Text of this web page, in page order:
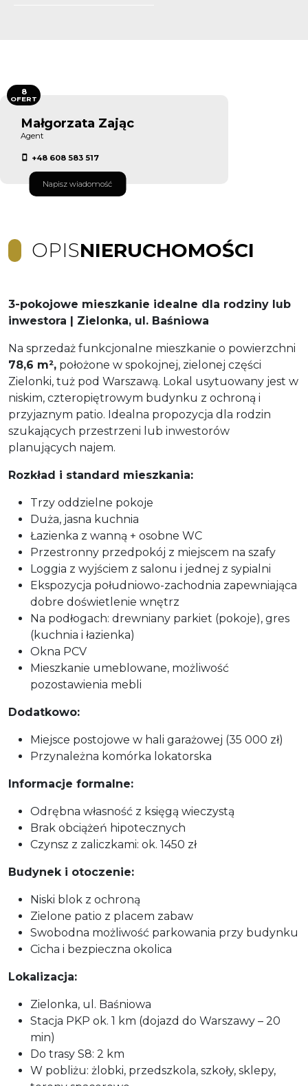
Małgorzata Zając
Agent
+48 608 583 517
Napisz wiadomość
8
OFERT
OPISNIERUCHOMOŚCI
3-pokojowe mieszkanie idealne dla rodziny lub
inwestora | Zielonka, ul. Baśniowa
Na sprzedaż funkcjonalne mieszkanie o powierzchni
78,6 m², położone w spokojnej, zielonej części
Zielonki, tuż pod Warszawą. Lokal usytuowany jest w
niskim, czteropiętrowym budynku z ochroną i
przyjaznym patio. Idealna propozycja dla rodzin
szukających przestrzeni lub inwestorów
planujących najem.
Rozkład i standard mieszkania:
Trzy oddzielne pokoje
Duża, jasna kuchnia
Łazienka z wanną + osobne WC
Przestronny przedpokój z miejscem na szafy
Loggia z wyjściem z salonu i jednej z sypialni
Ekspozycja południowo-zachodnia zapewniająca
dobre doświetlenie wnętrz
Na podłogach: drewniany parkiet (pokoje), gres
(kuchnia i łazienka)
Okna PCV
Mieszkanie umeblowane, możliwość
pozostawienia mebli
Dodatkowo:
Miejsce postojowe w hali garażowej (35 000 zł)
Przynależna komórka lokatorska
Informacje formalne:
Odrębna własność z księgą wieczystą
Brak obciążeń hipotecznych
Czynsz z zaliczkami: ok. 1450 zł
Budynek i otoczenie:
Niski blok z ochroną
Zielone patio z placem zabaw
Swobodna możliwość parkowania przy budynku
Cicha i bezpieczna okolica
Lokalizacja:
Zielonka, ul. Baśniowa
Stacja PKP ok. 1 km (dojazd do Warszawy – 20
min)
Do trasy S8: 2 km
W pobliżu: żlobki, przedszkola, szkoły, sklepy,